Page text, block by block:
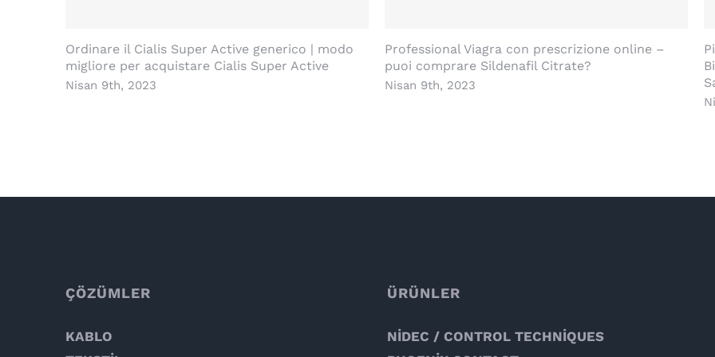
Ordinare il Cialis Super Active generico | modo
migliore per acquistare Cialis Super Active
Nisan 9th, 2023
Professional Viagra con prescrizione online –
puoi comprare Sildenafil Citrate?
Nisan 9th, 2023
ÇÖZÜMLER
KABLO
ÜRÜNLER
NİDEC / CONTROL TECHNİQUES